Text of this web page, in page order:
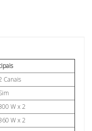
Canais
W x 2
W x 2